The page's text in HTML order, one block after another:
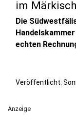
im
Die
echten
Veröffentlicht:
Anzeige